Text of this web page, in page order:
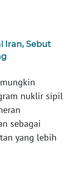
Iran, Sebut
nuklir sipil
sebagai
yang lebih